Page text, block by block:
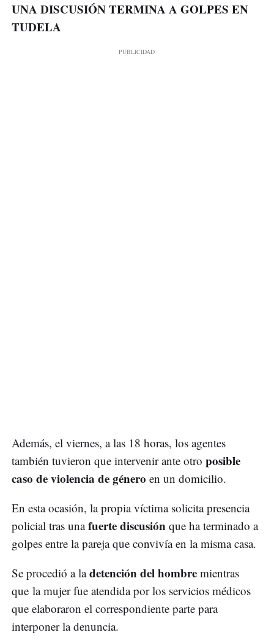
UNA DISCUSIÓN TERMINA A GOLPES EN
TUDELA
Además, el viernes, a las 18 horas, los agentes
también tuvieron que intervenir ante otro posible
caso de violencia de género en un domicilio.
En esta ocasión, la propia víctima solicita presencia
policial tras unafuerte discusión que ha terminado a
golpes entre la pareja que convivía en la misma casa.
Se procedió a ladetención del hombre mientras
que la mujer fue atendida por los servicios médicos
que elaboraron el correspondiente parte para
interponer la denuncia.